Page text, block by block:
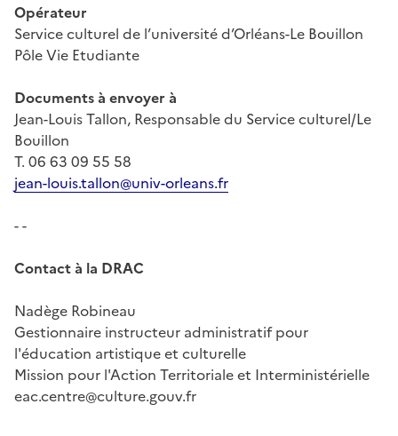
Opérateur
Service culturel de l’université d’Orléans-Le Bouillon
Pôle Vie Etudiante
Documents à envoyer à
Jean-Louis Tallon, Responsable du Service culturel/Le
Bouillon
T. 06 63 09 55 58
jean-louis.tallon@univ-orleans.fr
- -
Contact à la DRAC
Nadège Robineau
Gestionnaire instructeur administratif pour
l'éducation artistique et culturelle
Mission pour l'Action Territoriale et Interministérielle
eac.centre@culture.gouv.fr